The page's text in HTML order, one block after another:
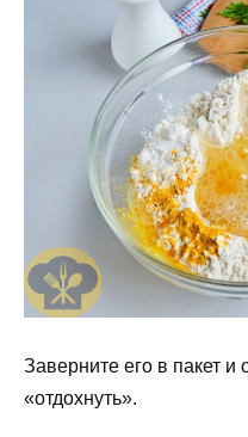
Заверните его в пакет и
«отдохнуть».